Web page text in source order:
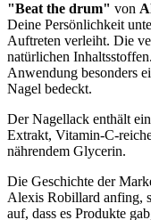
"Beat the drum" von
Deine Persönlichkeit
Auftreten verleiht. Die
natürlichen
Anwendung besonders
Nagel bedeckt.
Der Nagellack enthält
Extrakt, Vitamin-C-
nährendem Glycerin.
Die Geschichte der
Alexis Robillard anfing,
auf, dass es Produkte